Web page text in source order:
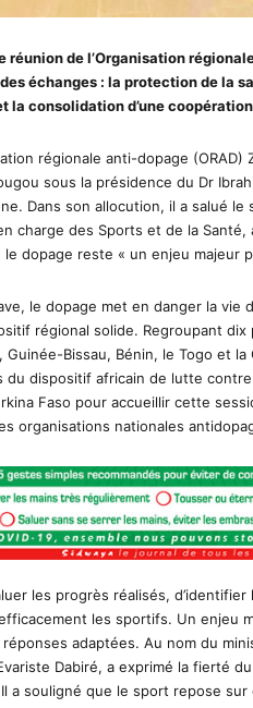
réunion de l’Organisation
échanges : la protection de la
la consolidation d’une
régionale anti-dopage
sous la présidence du Dr
Dans son allocution, il a salué
charge des Sports et de la
dopage reste « un enjeu majeur
le dopage met en danger la vie
régional solide. Regroupant
Bissau, Bénin, le Togo et la
du dispositif africain de lutte
Faso pour accueillir cette
organisations nationales
les progrès réalisés,
les sportifs. Un enjeu
adaptées. Au nom du
Dabiré, a exprimé la fierté
a souligné que le sport repose sur